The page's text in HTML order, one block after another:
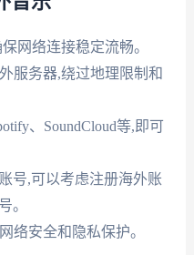
网络连接稳定流畅。
服务器,绕过地理限制和
、SoundCloud等,即可
号,可以考虑注册海外账
。
络安全和隐私保护。